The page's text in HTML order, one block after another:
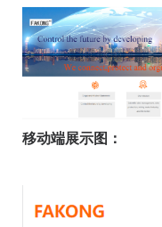
移动端展示图：